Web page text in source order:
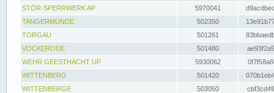
STÖR-SPERRWERK AP 5970041
TANGERMÜNDE
502350
TORGAU
501261
VOCKERODE
501480
WEHR GEESTHACHT UP
5930062
WITTENBERG
501420
WITTENBERGE
503050